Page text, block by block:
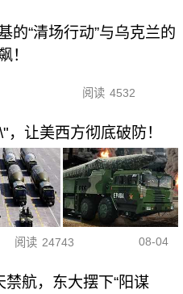
的“清场行动”与乌克兰的
！
阅读 4532
让美西方彻底破防！
阅读 24743 08-04
禁航，东大摆下“阳谋